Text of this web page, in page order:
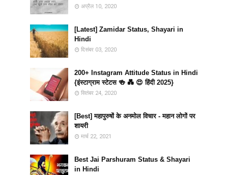
अप्रैल 10, 2020
[Latest] Zamidar Status, Shayari in
Hindi
दिसंबर 03, 2020
200+ Instagram Attitude Status in Hindi
{इंस्टाग्राम स्टेटस 🍻 💑 😍 हिंदी 2025}
सितंबर 24, 2020
[Best] महापुरुषों के अनमोल विचार - महान लोगों पर
शायरी
मार्च 22, 2021
Best Jai Parshuram Status & Shayari
in Hindi